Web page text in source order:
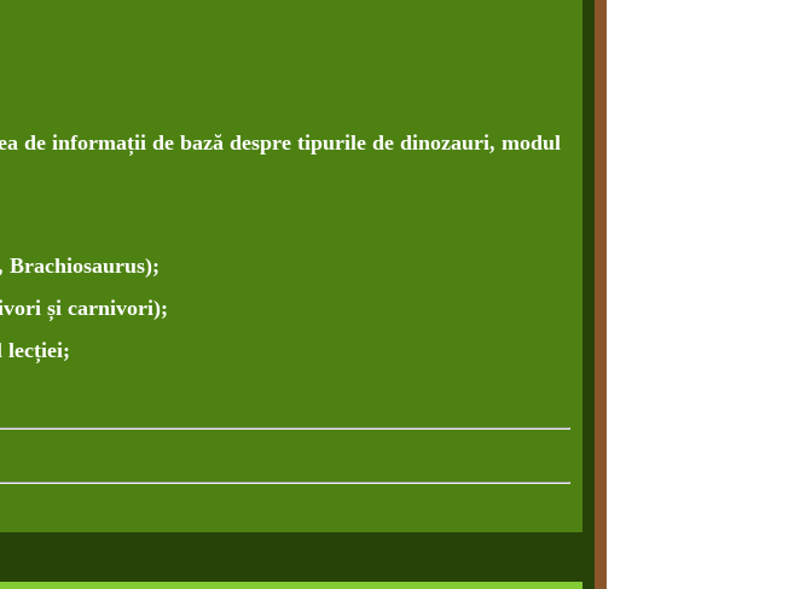
de informații de bază despre tipurile de dinozauri, modul
Brachiosaurus);
și carnivori);
lecției;